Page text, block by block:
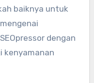
baiknya untuk
dengan
kenyamanan